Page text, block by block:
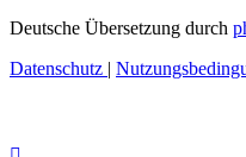
Deutsche Übersetzung durch
Datenschutz |